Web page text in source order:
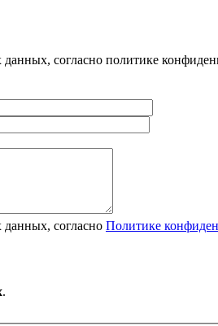
согласно политике
согласно Политике
.